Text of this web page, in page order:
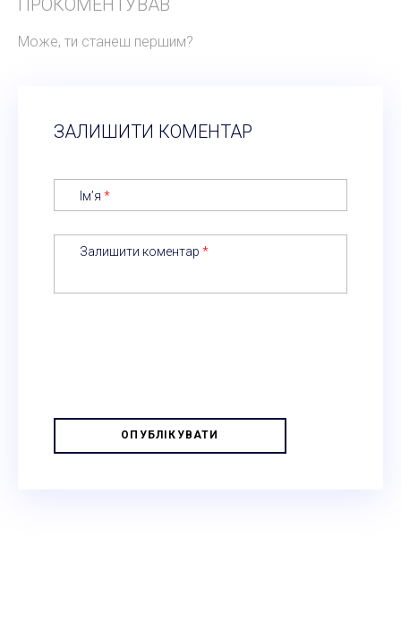
Може, ти станеш першим?
ЗАЛИШИТИ КОМЕНТАР
Ім’я *
Залишити коментар *